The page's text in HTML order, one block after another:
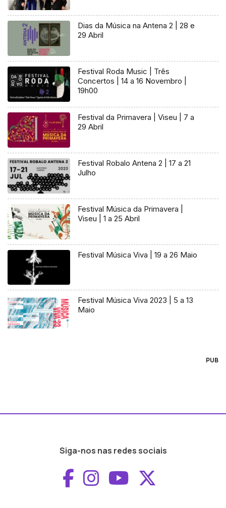
Dias da Música na Antena 2 | 28 e
29 Abril
Festival Roda Music | Três
Concertos | 14 a 16 Novembro |
19h00
Festival da Primavera | Viseu | 7 a
29 Abril
Festival Robalo Antena 2 | 17 a 21
Julho
Festival Música da Primavera |
Viseu | 1 a 25 Abril
Festival Música Viva | 19 a 26 Maio
Festival Música Viva 2023 | 5 a 13
Maio
PUB
Siga-nos nas redes sociais
Aceder ao
Aceder ao
Aceder ao